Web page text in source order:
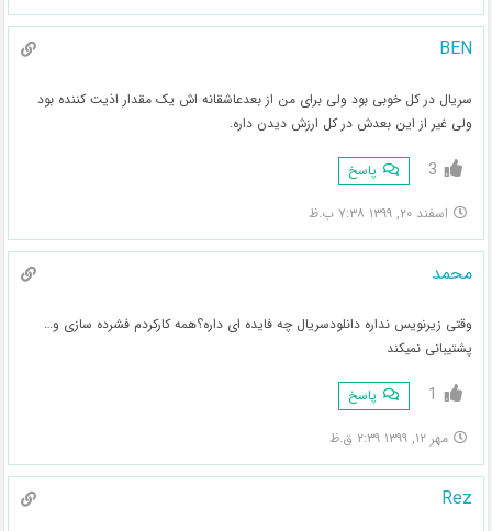
BEN
سریال در کل خوبی بود ولی برای من از بعدعاشقانه اش یک مقدار اذیت کننده بود
ولی غیر از این بعدش در کل ارزش دیدن داره.
3 پاسخ
اسفند ۲۰, ۱۳۹۹ ۷:۳۸ ب.ظ
محمد
وقتی زیرنویس نداره دانلودسریال چه فایده ای داره؟همه کارکردم فشرده سازی و…
پشتیبانی نمیکند
1 پاسخ
مهر ۱۲, ۱۳۹۹ ۲:۳۹ ق.ظ
Rez